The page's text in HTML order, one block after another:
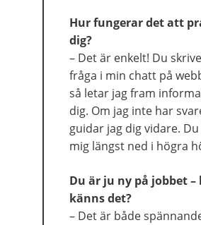
Hur fungerar det att
dig?
– Det är enkelt! Du
fråga i min chatt på
så letar jag fram
dig. Om jag inte har
guidar jag dig vidare.
mig längst ned i högra
Du är ju ny på jobbet –
känns det?
– Det är både